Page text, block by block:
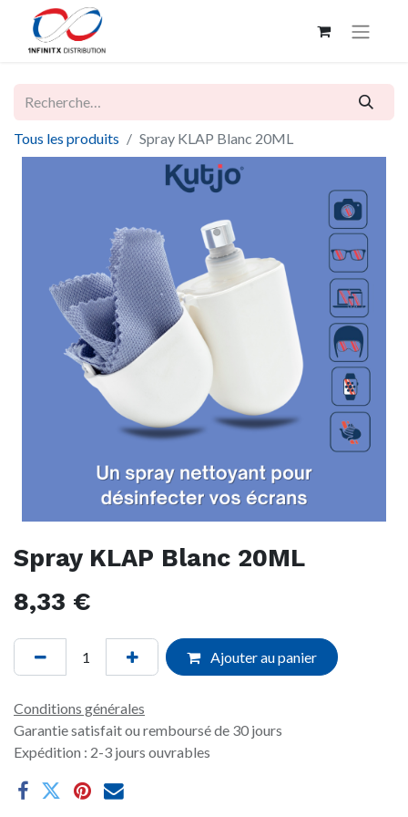
Tous les produits Spray KLAP Blanc 20ML
Spray KLAP Blanc 20ML
8,33 €
Ajouter au panier
Conditions générales
Garantie satisfait ou remboursé de 30 jours
Expédition : 2-3 jours ouvrables